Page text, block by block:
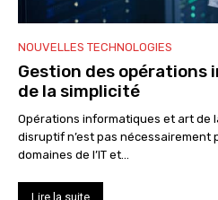
NOUVELLES TECHNOLOGIES
Gestion des opérations
de la simplicité
Opérations informatiques et art de
disruptif n’est pas nécessairement
domaines de l’IT et...
Lire la suite